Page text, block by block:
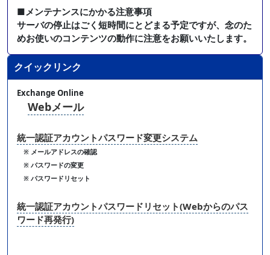
■メンテナンスにかかる注意事項
サーバの停止はごく短時間にとどまる予定ですが、念のた
めお使いのコンテンツの動作に注意をお願いいたします。
クイックリンク
Exchange Online
Webメール
統一認証アカウントパスワード変更システム
※ メールアドレスの確認
※ パスワードの変更
※ パスワードリセット
統一認証アカウントパスワードリセット(Webからのパス
ワード再発行)